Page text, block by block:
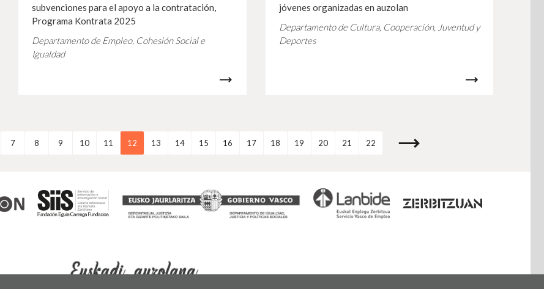
subvenciones para el apoyo a la contratación,
Programa Kontrata 2025
Departamento de Empleo, Cohesión Social e
Igualdad
jóvenes organizadas en auzolan
Departamento de Cultura, Cooperación, Juventud y
Deportes
7 8 9 10 11 12 13 14 15 16 17 18 19 20 21 22